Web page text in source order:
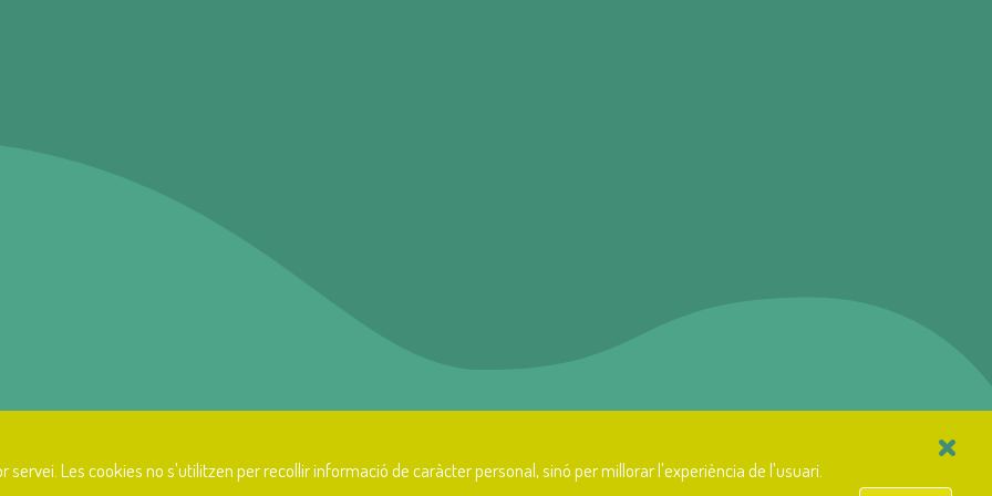
Les cookies no s'utilitzen per recollir informació de caràcter personal, sinó per millorar l'experiència de l'usuari.
×